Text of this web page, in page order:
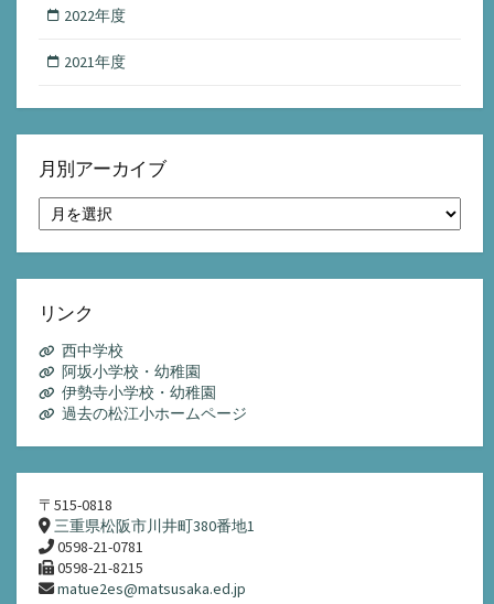
2022年度
2021年度
月別アーカイブ
別
イ
リンク
西中学校
阿坂小学校・幼稚園
伊勢寺小学校・幼稚園
過去の松江小ホームページ
〒515-0818
三重県松阪市川井町380番地1
0598-21-0781
0598-21-8215
matue2es@matsusaka.ed.jp